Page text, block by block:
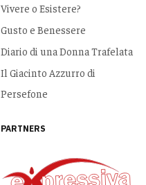
Vivere o Esistere?
Gusto e Benessere
Diario di una Donna Trafelata
Il Giacinto Azzurro di
Persefone
PARTNERS